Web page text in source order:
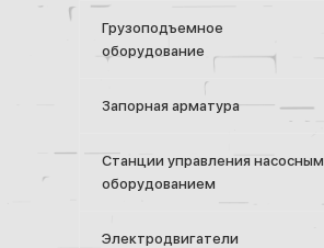
Грузоподъемное
оборудование
Запорная арматура
Станции управления насосным
оборудованием
Электродвигатели